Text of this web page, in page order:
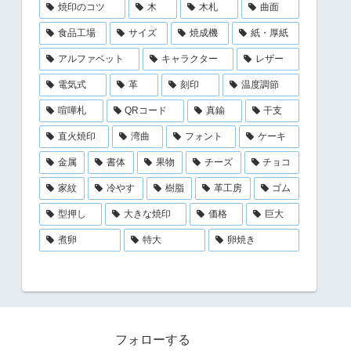
焼印のコツ 木 木札 曲面
食品工場 サイズ 焼成機 紙・厚紙
アルファベット キャラクター レザー
電気式 革 刻印 温度調節
喧嘩札 QRコード 真鍮 干支
直火焼印 湾曲 フォント ケーキ
金属 書体 果物 チーズ チョコ
家紋 冷やす 樹脂 革工房 ゴム
型押し 大きな焼印 価格 巨大
煮卵 特大 卵焼き
フォローする